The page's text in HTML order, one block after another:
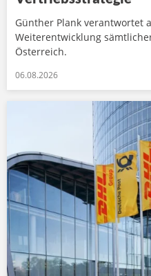
Günther Plank verantwortet
Weiterentwicklung
Österreich.
06.08.2026